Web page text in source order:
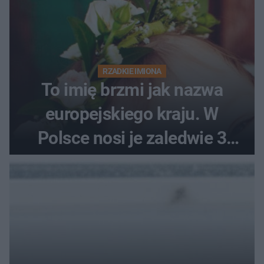
RZADKIE IMIONA
To imię brzmi jak nazwa
europejskiego kraju. W
Polsce nosi je zaledwie 3
kobiety